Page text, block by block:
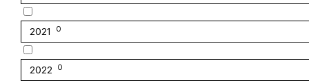
2021 0
2022 0